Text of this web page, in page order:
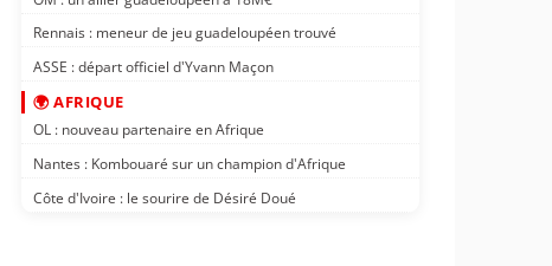
Rennais : meneur de jeu guadeloupéen trouvé
ASSE : départ officiel d'Yvann Maçon
🌍 AFRIQUE
OL : nouveau partenaire en Afrique
Nantes : Kombouaré sur un champion d'Afrique
Côte d'Ivoire : le sourire de Désiré Doué